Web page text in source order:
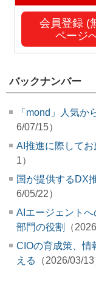
会員登録 (
ページ
バックナンバー
「mond」人気か
6/07/15）
AI推進に際してお
1）
国が提供するDX
6/05/22）
AIエージェント
部門の役割
（
CIOの育成策、情
える
（2026/03/13